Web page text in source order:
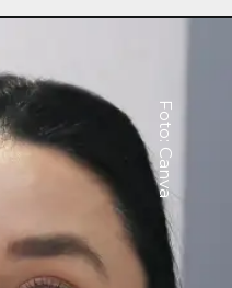
Foto: Canva